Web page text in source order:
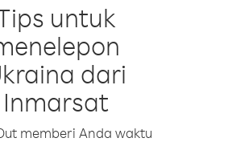
untuk
dari
Inmarsat
memberi Anda waktu